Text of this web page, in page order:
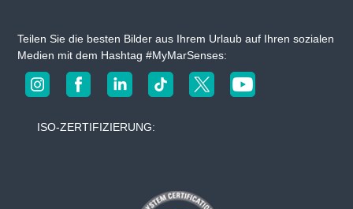
Teilen Sie die besten Bilder aus Ihrem Urlaub auf Ihren sozialen
Medien mit dem Hashtag #MyMarSenses:
ISO-ZERTIFIZIERUNG: